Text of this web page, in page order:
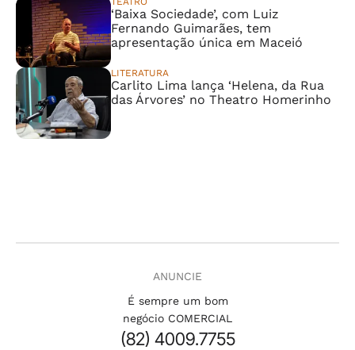
‘Baixa Sociedade’, com Luiz
Fernando Guimarães, tem
apresentação única em Maceió
LITERATURA
Carlito Lima lança ‘Helena, da Rua
das Árvores’ no Theatro Homerinho
ANUNCIE
É sempre um bom
negócio COMERCIAL
(82) 4009.7755